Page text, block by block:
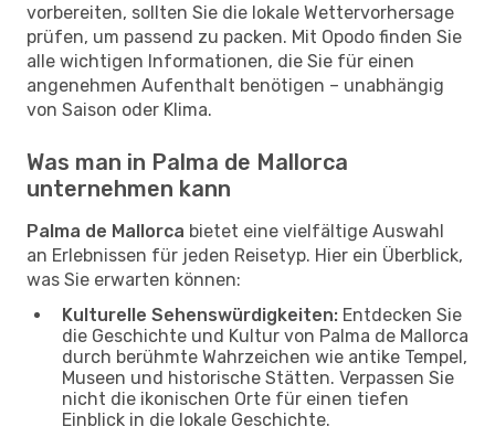
vorbereiten, sollten Sie die lokale Wettervorhersage
prüfen, um passend zu packen. Mit Opodo finden Sie
alle wichtigen Informationen, die Sie für einen
angenehmen Aufenthalt benötigen – unabhängig
von Saison oder Klima.
Was man in Palma de Mallorca
unternehmen kann
Palma de Mallorca bietet eine vielfältige Auswahl
an Erlebnissen für jeden Reisetyp. Hier ein Überblick,
was Sie erwarten können:
Kulturelle Sehenswürdigkeiten: Entdecken Sie
die Geschichte und Kultur von Palma de Mallorca
durch berühmte Wahrzeichen wie antike Tempel,
Museen und historische Stätten. Verpassen Sie
nicht die ikonischen Orte für einen tiefen
Einblick in die lokale Geschichte.